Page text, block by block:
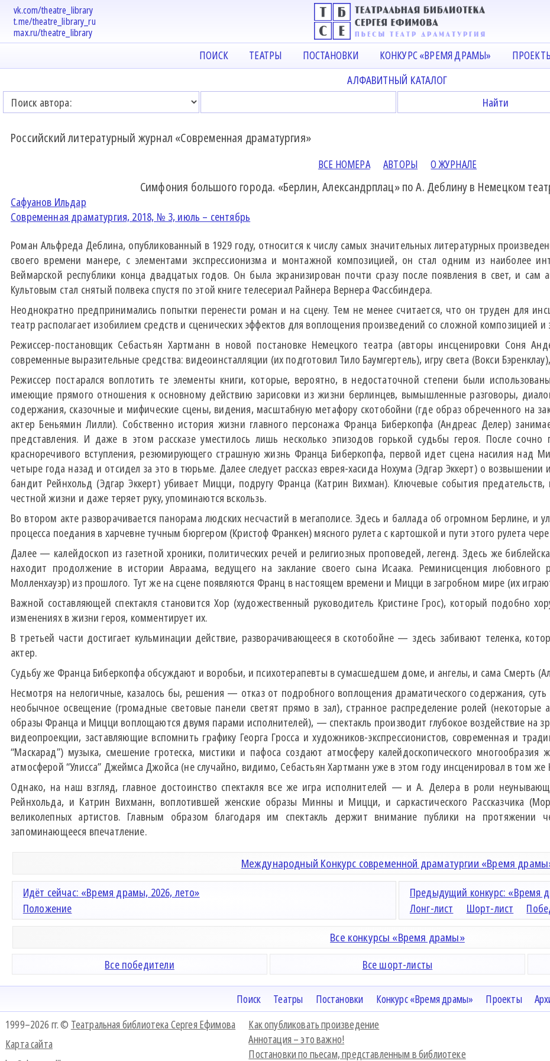
vk.com/theatre_library
t.me/theatre_library_ru
max.ru/theatre_library
ПОИСК ТЕАТРЫ ПОСТАНОВКИ КОНКУРС «ВРЕМЯ ДРАМЫ»
АЛФАВИТНЫЙ КАТАЛОГ
Российский литературный журнал «Современная драматургия»
ВСЕ НОМЕРА АВТОРЫ О ЖУРНАЛЕ
Симфония большого города. «Берлин, Александрплац» по А. Деблину в Немецком
Сафуанов Ильдар
Современная драматургия, 2018, № 3, июль – сентябрь
Роман Альфреда Деблина, опубликованный в 1929 году, относится к числу самых значительных литературных
своего времени манере, с элементами экспрессионизма и монтажной композицией, он стал одним из наиболее
Веймарской республики конца двадцатых годов. Он была экранизирован почти сразу после появления в свет, и сам
Культовым стал снятый полвека спустя по этой книге телесериал Райнера Вернера Фассбиндера.
Неоднократно предпринимались попытки перенести роман и на сцену. Тем не менее считается, что он труден для
театр располагает изобилием средств и сценических эффектов для воплощения произведений со сложной композицией
Режиссер-постановщик Себастьян Хартманн в новой постановке Немецкого театра (авторы инсценировки Соня
современные выразительные средства: видеоинсталляции (их подготовил Тило Баумгертель), игру света (Вокси
Режиссер постарался воплотить те элементы книги, которые, вероятно, в недостаточной степени были
имеющие прямого отношения к основному действию зарисовки из жизни берлинцев, вымышленные разговоры,
содержания, сказочные и мифические сцены, видения, масштабную метафору скотобойни (где образ обреченного на
актер Беньямин Лилли). Собственно история жизни главного персонажа Франца Биберкопфа (Андреас Делер)
представления. И даже в этом рассказе уместилось лишь несколько эпизодов горькой судьбы героя. После сочно
красноречивого вступления, резюмирующего страшную жизнь Франца Биберкопфа, первой идет сцена насилия над
четыре года назад и отсидел за это в тюрьме. Далее следует рассказ еврея-хасида Нохума (Эдгар Эккерт) о
бандит Рейнхольд (Эдгар Эккерт) убивает Мицци, подругу Франца (Катрин Вихман). Ключевые события
честной жизни и даже теряет руку, упоминаются вскользь.
Во втором акте разворачивается панорама людских несчастий в мегаполисе. Здесь и баллада об огромном Берлине, и
процесса поедания в харчевне тучным бюргером (Кристоф Франкен) мясного рулета с картошкой и пути этого рулета
Далее — калейдоскоп из газетной хроники, политических речей и религиозных проповедей, легенд. Здесь же
находит продолжение в истории Авраама, ведущего на заклание своего сына Исаака. Реминисценция
Молленхауэр) из прошлого. Тут же на сцене появляются Франц в настоящем времени и Мицци в загробном мире (их
Важной составляющей спектакля становится Хор (художественный руководитель Кристине Грос), который подобно
изменениях в жизни героя, комментирует их.
В третьей части достигает кульминации действие, разворачивающееся в скотобойне — здесь забивают теленка,
актер.
Судьбу же Франца Биберкопфа обсуждают и воробьи, и психотерапевты в сумасшедшем доме, и ангелы, и сама Смерть
Несмотря на нелогичные, казалось бы, решения — отказ от подробного воплощения драматического содержания, суть
необычное освещение (громадные световые панели светят прямо в зал), странное распределение ролей
образы Франца и Мицци воплощаются двумя парами исполнителей), — спектакль производит глубокое воздействие на
видеопроекции, заставляющие вспомнить графику Георга Гросса и художников-экспрессионистов, современная и
“Маскарад”) музыка, смешение гротеска, мистики и пафоса создают атмосферу калейдоскопического
атмосферой “Улисса” Джеймса Джойса (не случайно, видимо, Себастьян Хартманн уже в этом году инсценировал в том же
Однако, на наш взгляд, главное достоинство спектакля все же игра исполнителей — и А. Делера в роли
Рейнхольда, и Катрин Вихманн, воплотившей женские образы Минны и Мицци, и саркастического Рассказчика
великолепных артистов. Главным образом благодаря им спектакль держит внимание публики на протяжении
запоминающееся впечатление.
Международный Конкурс современной драматургии «Время
Идёт сейчас: «Время драмы, 2026, лето»
Положение
Предыдущий конкурс: «Время
Лонг-лист
Шорт-лист
Все конкурсы «Время драмы»
Все победители Все шорт-листы
Поиск Театры Постановки Конкурс «Время драмы» Проекты
1999–2026 гг. © Театральная библиотека Сергея Ефимова
Карта сайта
Как опубликовать произведение
Аннотация – это важно!
Постановки по пьесам, представленным в библиотеке